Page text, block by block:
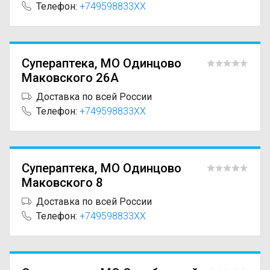
Телефон: +749598833XX
Супераптека, МО Одинцово
Маковского 26А
Доставка по всей России
Телефон: +749598833XX
Супераптека, МО Одинцово
Маковского 8
Доставка по всей России
Телефон: +749598833XX